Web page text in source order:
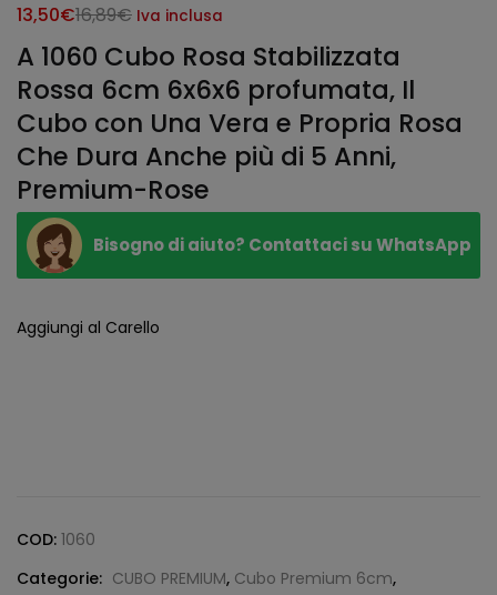
A 1060 Cubo Rosa Stabilizzata
Rossa 6cm 6x6x6 profumata, Il
Cubo con Una Vera e Propria Rosa
Che Dura Anche più di 5 Anni,
Premium-Rose
13,50€Il
prezzo
attuale
è:
13,50€.
16,89€ Il
prezzo
originale
era:
16,89€.
Iva inclusa
Bisogno di aiuto? Contattaci su WhatsApp
Aggiungi al Carello
COD: 1060
Categorie: CUBO PREMIUM, Cubo Premium 6cm,